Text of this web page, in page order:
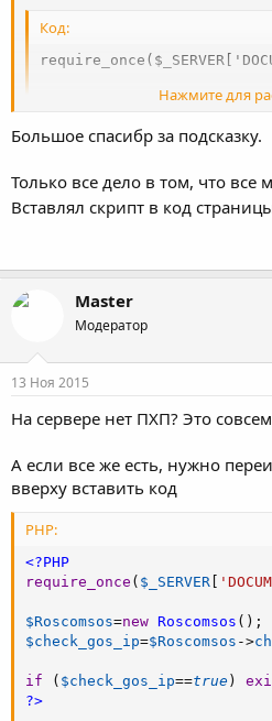
Код:
$Roscomsos=new
содержит IP пользователя а не IP
Нажмите для
Большое спасибр за подсказку.
Только все дело в том, что все
Вставлял скрипт в код
Master
Модератор
13 Ноя 2015
На сервере нет ПХП? Это
А если все же есть, нужно
вверху вставить код
PHP:
<?PHP
require_once ( $_SERVER
$Roscomsos=new Roscomsos ( ) ;
$check_gos_ip=$Roscomsos ->
if ( $check_gos_ip==true )
?>